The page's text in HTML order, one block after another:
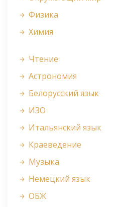
Физика
Химия
Чтение
Астрономия
Белорусский язык
ИЗО
Итальянский язык
Краеведение
Музыка
Немецкий язык
ОБЖ